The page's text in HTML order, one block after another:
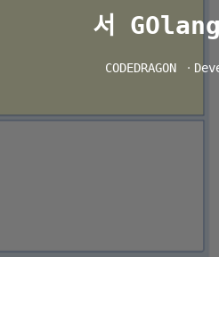
서 GOlang
CODEDRAGON ㆍ